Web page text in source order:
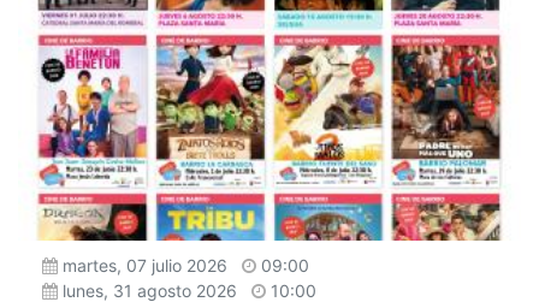
martes, 07 julio 2026
09:00
lunes, 31 agosto 2026
10:00